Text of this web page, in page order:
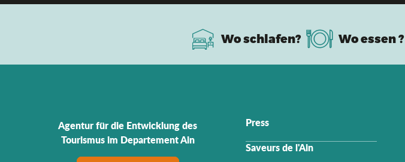
Wo schlafen? Wo essen ?
Agentur für die Entwicklung des
Tourismus im Departement Ain
Press
Saveurs de l'Ain